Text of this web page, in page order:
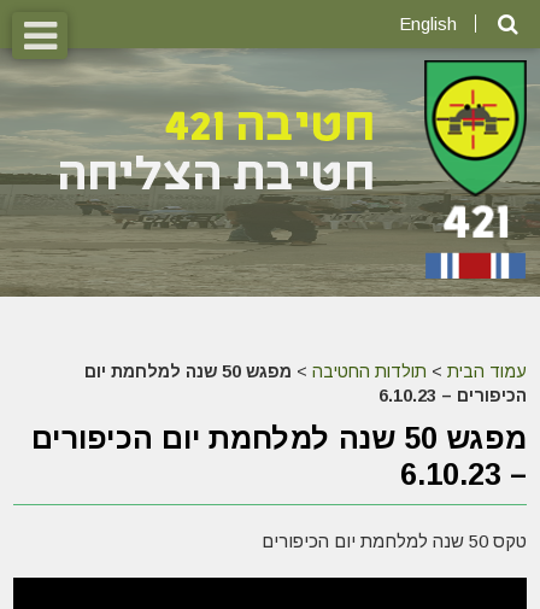
English
עמוד הבית > תולדות החטיבה >
מפגש 50 שנה למלחמת יום
הכיפורים – 6.10.23
מפגש 50 שנה למלחמת יום הכיפורים
– 6.10.23
טקס 50 שנה למלחמת יום הכיפורים